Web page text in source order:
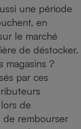
une période
en
le marché
de déstocker.
magasins ?
par ces
de
de rembourser